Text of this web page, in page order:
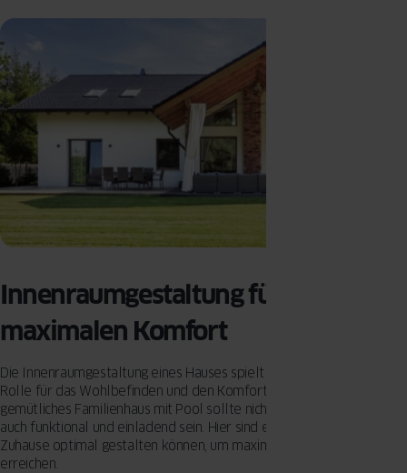
Innenraumgestaltung für
maximalen Komfort
Die Innenraumgestaltung eines Hauses spielt eine entscheidende
Rolle für das Wohlbefinden und den Komfort der Bewohner. Ein
gemütliches Familienhaus mit Pool sollte nicht nur modern, sondern
auch funktional und einladend sein. Hier sind einige Tipps, wie Sie Ihr
Zuhause optimal gestalten können, um maximalen Komfort zu
erreichen.